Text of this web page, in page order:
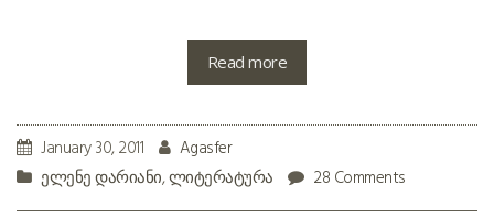
Read more
January 30, 2011
Agasfer
ელენე დარიანი,ლიტერატურა 28 Comments